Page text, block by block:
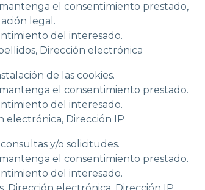
el consentimiento prestado,
legal.
del interesado.
Dirección electrónica
de las cookies.
el consentimiento prestado.
del interesado.
electrónica, Dirección IP
y/o solicitudes.
el consentimiento prestado.
del interesado.